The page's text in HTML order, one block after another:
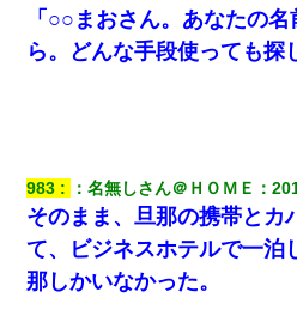
デパートの外商『私さんだと名乗る
していて…』私「！？」→ 翌日。マ
いのか！」→ 離婚後
【身体で払わせて】女友達「ごめん
ださい……」俺「いいよ！いくら？
い……」俺「ほい！10万！」→
「○○まおさん。あなたの
ら。どんな手段使っても探
983 ：名無しさん＠ＨＯＭＥ ：
そのまま、旦那の携帯とカ
て、ビジネスホテルで一泊
那しかいなかった。